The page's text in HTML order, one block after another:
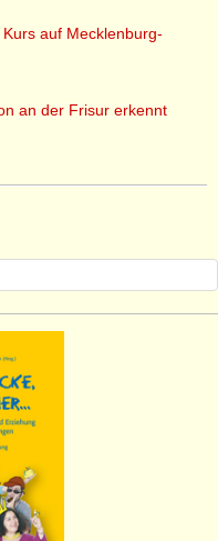
auf Mecklenburg-
an der Frisur erkennt